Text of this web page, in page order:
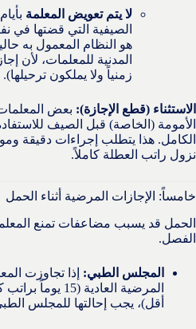
لا يتم تعويض المعلمة
الصيفية التي قضتها في
هو النظام المعمول به
المدنية للمعلمات، لأن
زمنياً ولا يملكون ترحيلها).
الاستثناء (قطع الإجازة): بعض
الأمومة (الخاصة) قبل الصيف
الكامل. هذا يتطلب إجراءات دقيقة
نزول راتب العطلة كاملاً.
خامساً: الإجازات المرضية أثناء الحمل
الحمل قد يسبب مضاعفات تمنع
الفصل.
المجلس الطبي: إذا تجاوزت
المرضية العادية
أقل)، يجب إحالتها للمجلس